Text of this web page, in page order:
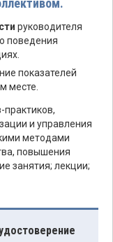
руководителя
поведения
показателей
месте.
и управления
методами
повышения
занятия; лекции;